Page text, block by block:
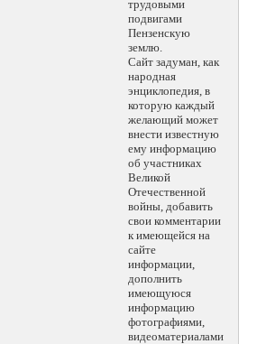
трудовыми
подвигами
Пензенскую
землю.
Сайт задуман, как
народная
энциклопедия, в
которую каждый
желающий может
внести известную
ему информацию
об участниках
Великой
Отечественной
войны, добавить
свои комментарии
к имеющейся на
сайте
информации,
дополнить
имеющуюся
информацию
фотографиями,
видеоматериалами